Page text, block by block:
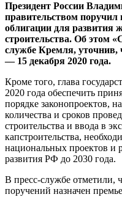
Президент России
правительством
облигации для развития
строительства. Об этом
службе Кремля, уточнив,
— 15 декабря 2020 года.
Кроме того, глава
2020 года обеспечить
порядке законопроектов,
количества и сроков
строительства и ввода в
капстроительства,
национальных проектов и
развития РФ до 2030 года.
В пресс-службе отметили,
поручений назначен